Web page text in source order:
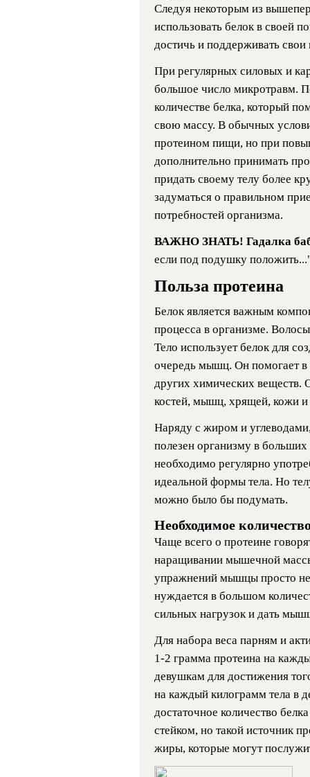
Следуя некоторым из
использовать белок в своей
достичь и поддерживать свои
При регулярных силовых и
большое число микротравм.
количестве белка, который
свою массу. В обычных
протеином пищи, но при
дополнительно принимать
придать своему телу более
задуматься о правильном
потребностей организма.
ВАЖНО ЗНАТЬ! Гадалка
если под подушку
Польза протеина
Белок является важным
процесса в организме.
Тело использует белок для
очередь мышц. Он помогает в
других химических веществ.
костей, мышц, хрящей, кожи и
Наряду с жиром и
полезен организму в
необходимо регулярно
идеальной формы тела. Но
можно было бы подумать.
Необходимое
Чаще всего о протеине
наращивании мышечной
упражнений мышцы просто не
нуждается в большом
сильных нагрузок и дать
Для набора веса парням и
1-2 грамма протеина на
девушкам для достижения
на каждый килограмм тела в
достаточное количество
стейком, но такой источник
жиры, которые могут